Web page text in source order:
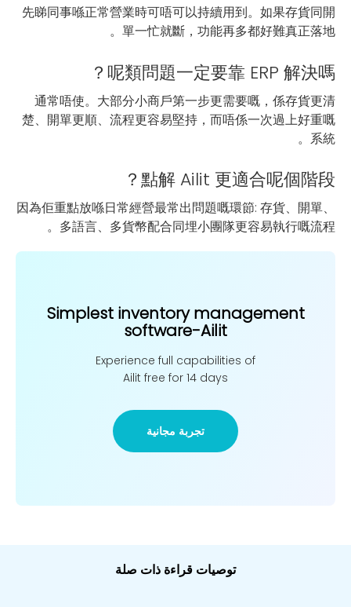
先睇同事喺正常營業時可唔可以持續用到。如果存貨同開
單一忙就斷，功能再多都好難真正落地。
呢類問題一定要靠 ERP 解決嗎？
通常唔使。大部分小商戶第一步更需要嘅，係存貨更清
楚、開單更順、流程更容易堅持，而唔係一次過上好重嘅
系統。
點解 Ailit 更適合呢個階段？
因為佢重點放喺日常經營最常出問題嘅環節: 存貨、開單、
多語言、多貨幣配合同埋小團隊更容易執行嘅流程。
Simplest inventory management
software-Ailit
Experience full capabilities of
Ailit free for 14 days
تجربة مجانية
توصيات قراءة ذات صلة